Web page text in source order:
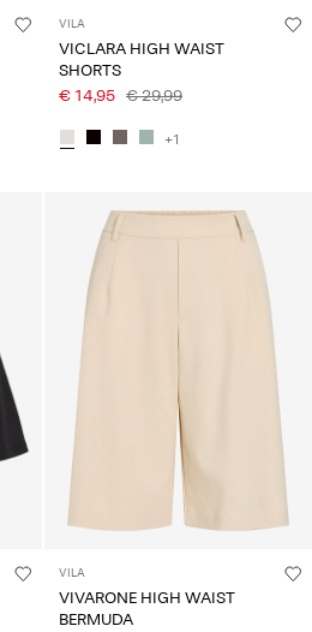
VILA
VICLARA HIGH WAIST
SHORTS
€ 14,95 € 29,99
+1
VILA
VIVARONE HIGH WAIST
BERMUDA